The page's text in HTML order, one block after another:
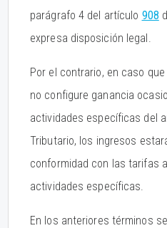
parágrafo 4 del artículo 908
expresa disposición legal.
Por el contrario, en caso
no configure ganancia
actividades específicas del
Tributario, los ingresos
conformidad con las tarifas
actividades específicas.
En los anteriores términos